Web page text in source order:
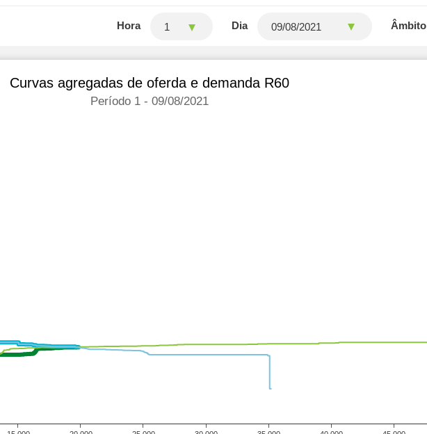
Hora 1 Dia Âmbito
Curvas agregadas de oferda e demanda R60
Período 1 - 09/08/2021